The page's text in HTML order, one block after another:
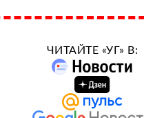
ЧИТАЙТЕ «УГ» В: